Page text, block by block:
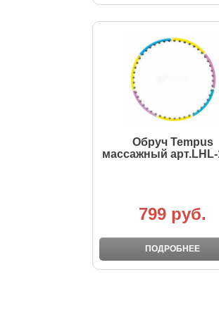
Обруч Tempus
массажный арт.LHL-
799 руб.
ПОДРОБНЕЕ